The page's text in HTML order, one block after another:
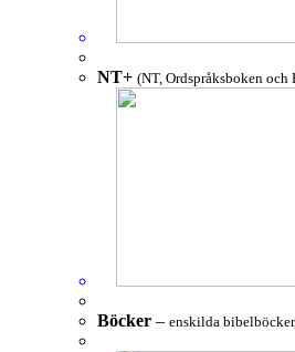
NT+ (NT, Ordspråksboken och
Böcker – enskilda